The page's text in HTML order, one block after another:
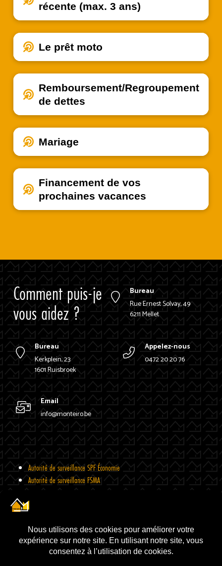
récente (max. 3 ans)
Le prêt moto
Remboursement/Regroupement
de dettes
Mariage
Financement de vos
prochaines vacances
Comment puis-je
vous aidez ?
Bureau
Rue Ernest Solvay, 49
6211 Mellet
Bureau
Kerkplein, 23
1601 Ruisbroek
Appelez-nous
0472 20 20 76
Email
info@monteiro.be
Autorité de surveillance SPF Économie
Autorité de surveillance FSMA